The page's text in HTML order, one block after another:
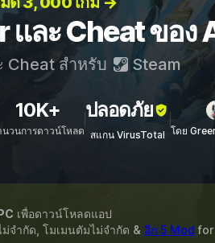
และ Cheat ของ
Cheat สำหรับ Steam
10K+
นวนการดาวน์โหลด
ปลอดภัย
สแกน VirusTotal โดย
เพื่อดาวน์โหลดแอป
จำกัด, โมเมนตัมไม่จำกัด & อีก 5 Mod for